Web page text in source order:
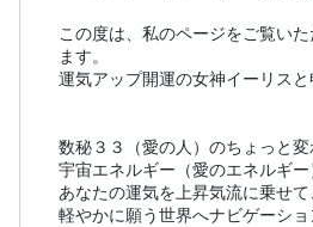
この度は、私のページをご覧い
ます。
運気アップ開運の女神イーリスと
数秘３３（愛の人）のちょっと
宇宙エネルギー（愛のエネルギ
あなたの運気を上昇気流に乗せて、
軽やかに願う世界へナビゲーシ